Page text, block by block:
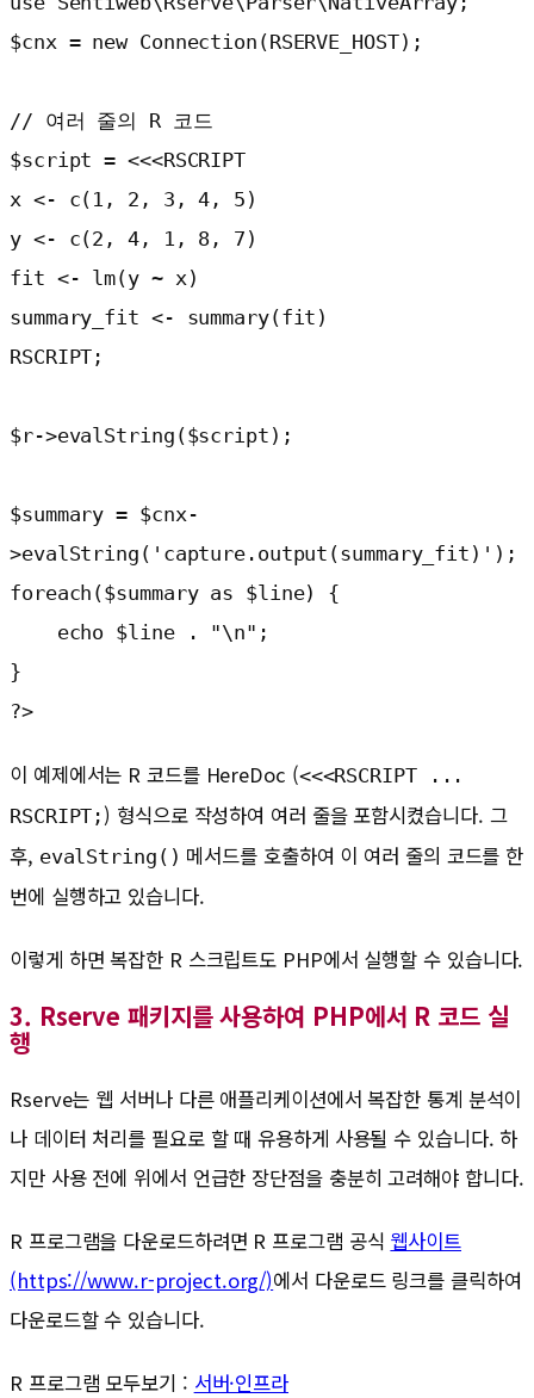
$cnx = new Connection(RSERVE_HOST);
// 여러 줄의 R 코드
$script = <<<RSCRIPT
x <- c(1, 2, 3, 4, 5)
y <- c(2, 4, 1, 8, 7)
fit <- lm(y ~ x)
summary_fit <- summary(fit)
RSCRIPT;
$r->evalString($script);
$summary = $cnx-
>evalString('capture.output(summary_fit)');
foreach($summary as $line) {
}
?>
이 예제에서는 R 코드를 HereDoc (<<<RSCRIPT ...
RSCRIPT; ) 형식으로 작성하여 여러 줄을 포함시켰습니다. 그
후, evalString() 메서드를 호출하여 이 여러 줄의 코드를 한
번에 실행하고 있습니다.
이렇게 하면 복잡한 R 스크립트도 PHP에서 실행할 수 있습니다.
3. Rserve 패키지를 사용하여 PHP에서 R 코드 실
행
Rserve는 웹 서버나 다른 애플리케이션에서 복잡한 통계 분석이
나 데이터 처리를 필요로 할 때 유용하게 사용될 수 있습니다. 하
지만 사용 전에 위에서 언급한 장단점을 충분히 고려해야 합니다.
R 프로그램을 다운로드하려면 R 프로그램 공식 웹사이트
(https://www.r-project.org/)에서 다운로드 링크를 클릭하여
다운로드할 수 있습니다.
R 프로그램 모두보기 : 서버·인프라